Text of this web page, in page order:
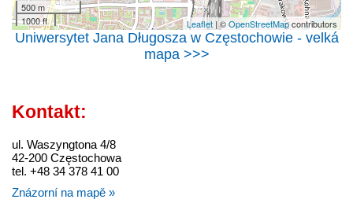
500 m
1000 ft
Leaflet | ©OpenStreetMapcontributors
Uniwersytet Jana Długosza w Częstochowie - velká
mapa >>>
Kontakt:
ul. Waszyngtona 4/8
42-200 Częstochowa
tel. +48 34 378 41 00
Znázorní na mapě »